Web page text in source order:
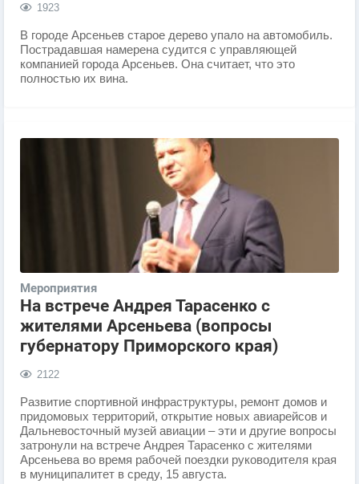
1923
В городе Арсеньев старое дерево упало на автомобиль. ​​
Пострадавшая намерена судится с управляющей
компанией города Арсеньев. Она считает, что это
полностью их вина. ​
Мероприятия
На встрече Андрея Тарасенко с
жителями Арсеньева (вопросы
губернатору Приморского края)
2122
Развитие спортивной инфраструктуры, ремонт домов и
придомовых территорий, открытие новых авиарейсов и
Дальневосточный музей авиации – эти и другие вопросы
затронули на встрече Андрея Тарасенко с жителями
Арсеньева во время рабочей поездки руководителя края
в муниципалитет в среду, 15 августа.